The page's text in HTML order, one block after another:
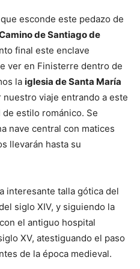
esconde este pedazo de
de Santiago de
final este enclave
ver en Finisterre dentro de
la iglesia de Santa María
nuestro viaje entrando a este
estilo románico. Se
nave central con matices
llevarán hasta su
interesante talla gótica del
siglo XIV, y siguiendo la
el antiguo hospital
XV, atestiguando el paso
de la época medieval.